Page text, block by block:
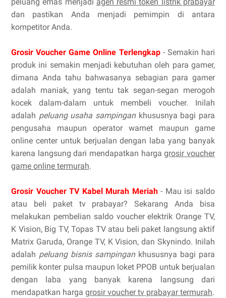
dan pastikan Anda menjadi pemimpin di antara
kompetitor Anda.
Grosir Voucher Game Online Terlengkap- Semakin hari
produk ini semakin menjadi kebutuhan oleh para gamer,
dimana Anda tahu bahwasanya sebagian para gamer
adalah maniak, yang tentu tak segan-segan merogoh
kocek dalam-dalam untuk membeli voucher. Inilah
adalah peluang usaha sampingankhususnya bagi para
pengusaha maupun operator warnet maupun game
online center untuk berjualan dengan laba yang banyak
karena langsung dari mendapatkan hargagrosir voucher
game online termurah.
Grosir Voucher TV Kabel Murah Meriah- Mau isi saldo
atau beli paket tv prabayar? Sekarang Anda bisa
melakukan pembelian saldo voucher elektrik Orange TV,
K Vision, Big TV, Topas TV atau beli paket langsung aktif
Matrix Garuda, Orange TV, K Vision, dan Skynindo. Inilah
adalah peluang bisnis sampingankhususnya bagi para
pemilik konter pulsa maupun loket PPOB untuk berjualan
dengan laba yang banyak karena langsung dari
mendapatkan harga grosir voucher tv prabayar termurah.